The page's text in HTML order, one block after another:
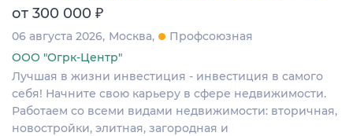
от 300 000 ₽
06 августа 2026 Москва
Профсоюзная
ООО "Огрк-Центр"
Лучшая в жизни инвестиция - инвестиция в самого
себя! Начните свою карьеру в сфере недвижимости.
Работаем со всеми видами недвижимости: вторичная,
новостройки, элитная, загородная и